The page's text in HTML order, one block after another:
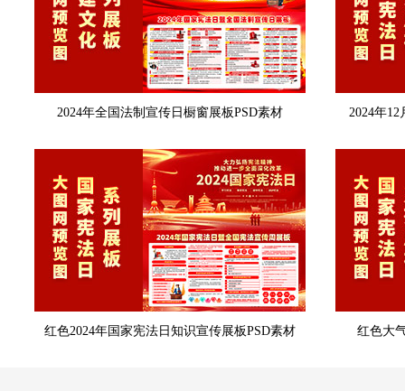
2024年全国法制宣传日橱窗展板PSD素材 2024年
红色2024年国家宪法日知识宣传展板PSD素材 红色大